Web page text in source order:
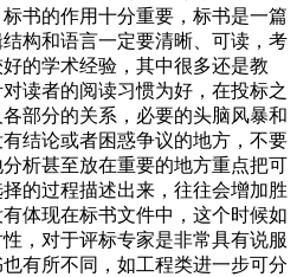
书的作用十分重要，标书是一篇
构和语言一定要清晰、可读，考
的学术经验，其中很多还是教
读者的阅读习惯为好，在投标之
部分的关系，必要的头脑风暴和
结论或者困惑争议的地方，不要
析甚至放在重要的地方重点把可
的过程描述出来，往往会增加胜
体现在标书文件中，这个时候如
，对于评标专家是非常具有说服
有所不同，如工程类进一步可分